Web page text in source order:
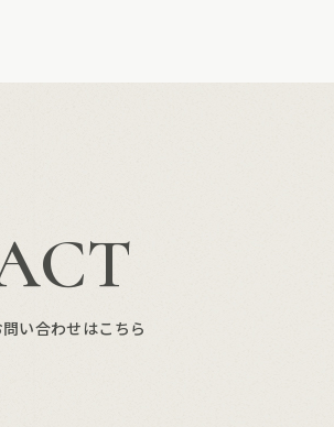
い合わせはこちら